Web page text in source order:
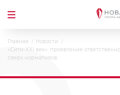
Главная
Новости
«Сити-XXI век»: проявление
сверх нормативов